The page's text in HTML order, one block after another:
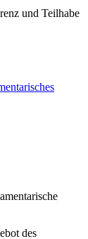
und Teilhabe
des